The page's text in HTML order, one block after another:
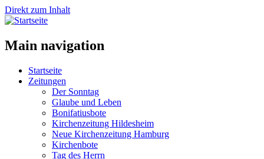
Direkt zum Inhalt
Main navigation
Startseite
Zeitungen
Der Sonntag
Glaube und Leben
Bonifatiusbote
Kirchenzeitung Hildesheim
Neue Kirchenzeitung Hamburg
Kirchenbote
Tag des Herrn